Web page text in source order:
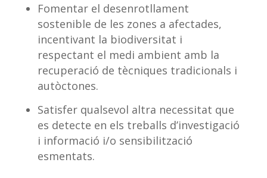
Fomentar el desenrotllament
sostenible de les zones a afectades,
incentivant la biodiversitat i
respectant el medi ambient amb la
recuperació de tècniques tradicionals i
autòctones.
Satisfer qualsevol altra necessitat que
es detecte en els treballs d’investigació
i informació i/o sensibilització
esmentats.